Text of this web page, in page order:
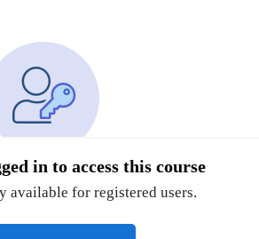
in to access this course
available for registered users.